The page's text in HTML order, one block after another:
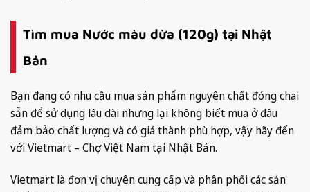
Tìm mua Nước màu dừa (120g) tại Nhật
Bản
Bạn đang có nhu cầu mua sản phẩm nguyên chất đóng chai
sẵn để sử dụng lâu dài nhưng lại không biết mua ở đâu
đảm bảo chất lượng và có giá thành phù hợp, vậy hãy đến
với Vietmart – Chợ Việt Nam tại Nhật Bản.
Vietmart là đơn vị chuyên cung cấp và phân phối các sản